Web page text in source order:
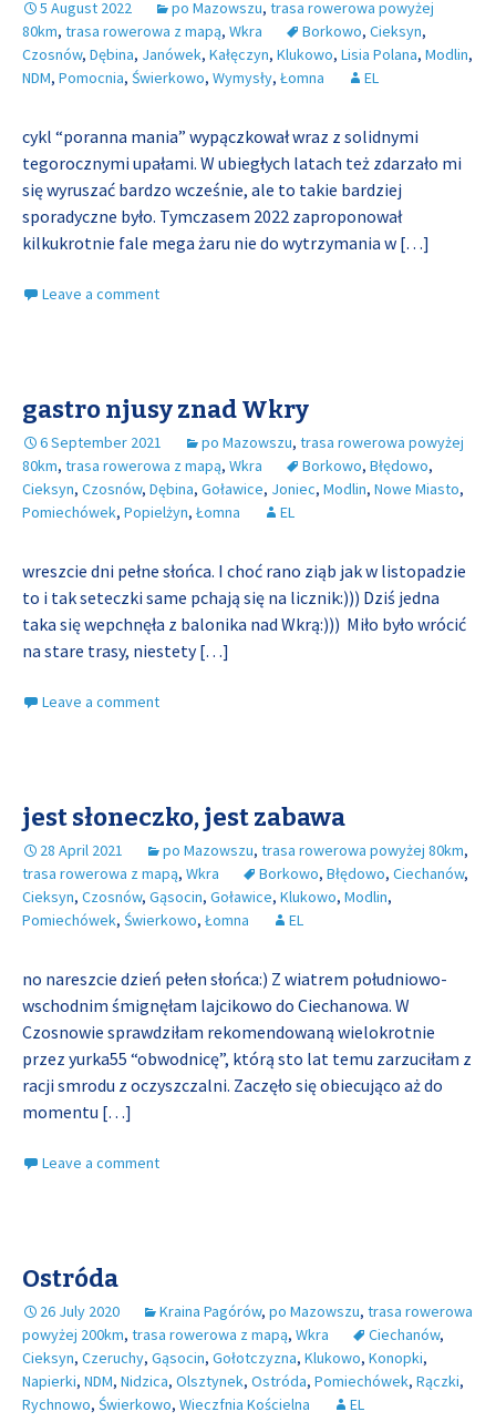
5 August 2022 po Mazowszu, trasa rowerowa powyżej
80km, trasa rowerowa z mapą, Wkra Borkowo, Cieksyn,
Czosnów, Dębina, Janówek, Kałęczyn, Klukowo, Lisia Polana, Modlin,
NDM, Pomocnia, Świerkowo, Wymysły, Łomna EL
cykl “poranna mania” wypączkował wraz z solidnymi
tegorocznymi upałami. W ubiegłych latach też zdarzało mi
się wyruszać bardzo wcześnie, ale to takie bardziej
sporadyczne było. Tymczasem 2022 zaproponował
kilkukrotnie fale mega żaru nie do wytrzymania w […]
Leave a comment
gastro njusy znad Wkry
6 September 2021 po Mazowszu, trasa rowerowa powyżej
80km, trasa rowerowa z mapą, Wkra Borkowo, Błędowo,
Cieksyn, Czosnów, Dębina, Goławice, Joniec, Modlin, Nowe Miasto,
Pomiechówek, Popielżyn, Łomna EL
wreszcie dni pełne słońca. I choć rano ziąb jak w listopadzie
to i tak seteczki same pchają się na licznik:))) Dziś jedna
taka się wepchnęła z balonika nad Wkrą:))) Miło było wrócić
na stare trasy, niestety[…]
Leave a comment
jest słoneczko, jest zabawa
28 April 2021 po Mazowszu, trasa rowerowa powyżej 80km,
trasa rowerowa z mapą, Wkra Borkowo, Błędowo, Ciechanów,
Cieksyn, Czosnów, Gąsocin, Goławice, Klukowo, Modlin,
Pomiechówek, Świerkowo, Łomna EL
no nareszcie dzień pełen słońca:) Z wiatrem południowo-
wschodnim śmignęłam lajcikowo do Ciechanowa. W
Czosnowie sprawdziłam rekomendowaną wielokrotnie
przez yurka55 “obwodnicę”, którą sto lat temu zarzuciłam z
racji smrodu z oczyszczalni. Zaczęło się obiecująco aż do
momentu […]
Leave a comment
Ostróda
26 July 2020 Kraina Pagórów, po Mazowszu, trasa rowerowa
powyżej 200km, trasa rowerowa z mapą, Wkra Ciechanów,
Cieksyn, Czeruchy, Gąsocin, Gołotczyzna, Klukowo, Konopki,
Napierki, NDM, Nidzica, Olsztynek, Ostróda, Pomiechówek, Rączki,
Rychnowo, Świerkowo, Wieczfnia Kościelna EL